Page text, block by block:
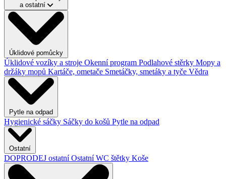
a ostatní
Úklidové pomůcky
Úklidové vozíky a stroje Okenní program Podlahové stěrky Mopy a
držáky mopů Kartáče, ometače Smetáčky, smetáky a tyče Vědra
Pytle na odpad
Hygienické sáčky Sáčky do košů Pytle na odpad
Ostatní
DOPRODEJ ostatníOstatníWC štětky Koše